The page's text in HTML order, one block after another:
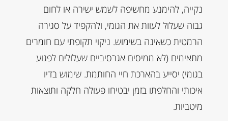
נקייה, להימנע מחשיפה לשמש ישירה או לחום
גבוה שעלול לעוות את הגומי, ולהקפיד על סגירה
הרמטית כשאינה בשימוש. ניקוי תקופתי עם חומרים
מתאימים (לא ממיסים אגרסיביים שעלולים לפגוע
בגומי) יסייע בהארכת חיי החותמת. שימוש בדיו
איכותי והחלפתו בזמן יבטיחו פעולה חלקה ותוצאות
מיטביות.